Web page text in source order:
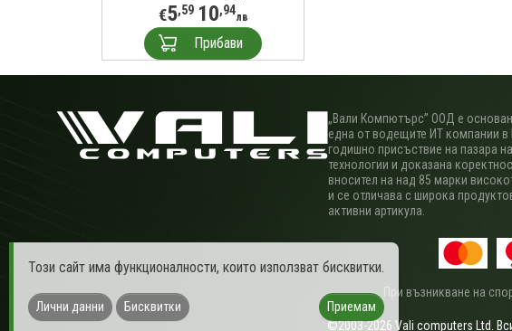
€5,59 10,94лв
Прибави
„Вали Компютърс” ООД е
една от водещите ИТ компании в
годишно присъствие на пазара
технологии и доказана
вносител на над 85 марки
и се отличава с широка
активни артикула.
При възникване на
©2003-2026 Vali computers Ltd.
Този сайт има функционалности, които използват бисквитки.
Лични данни Бисквитки Приемам